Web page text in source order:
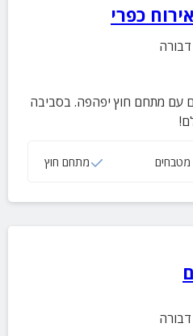
כפרי
עד 25 אורחים עם מתחם חוץ יפהפה. בסביבה
מתחם חוץ